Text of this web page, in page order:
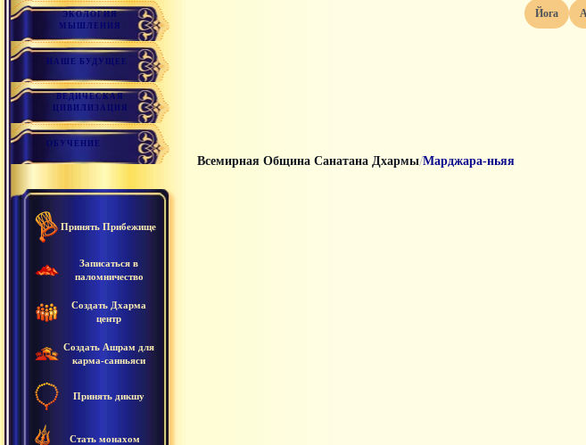
ЭКОЛОГИЯ
МЫШЛЕНИЯ
НАШЕ БУДУЩЕЕ
ВЕДИЧЕСКАЯ
ЦИВИЛИЗАЦИЯ
ОБУЧЕНИЕ
Принять Прибежище
Записаться в
паломничество
Создать Дхарма
центр
Создать Ашрам для
карма-санньяси
Принять дикшу
Стать монахом
Йога
Всемирная Община Санатана Дхармы/Марджара-ньяя